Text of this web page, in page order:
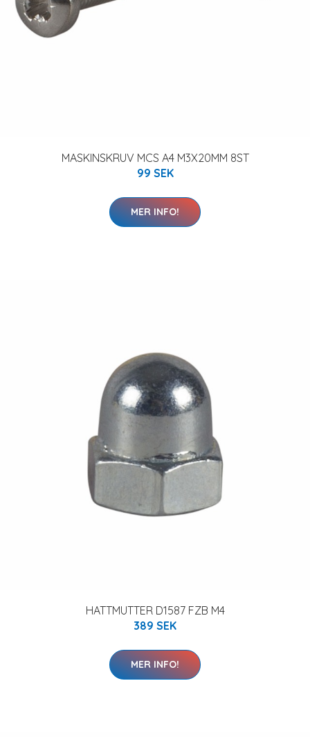
MASKINSKRUV MCS A4 M3X20MM 8ST
99 SEK
MER INFO!
HATTMUTTER D1587 FZB M4
389 SEK
MER INFO!